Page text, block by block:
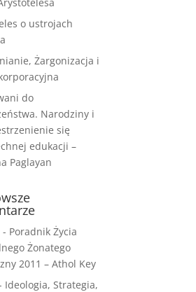
o ustrojach
Żargonizacja i
do
Narodziny i
się
edukacji –
Paglayan
- Poradnik Życia
Żonatego
2011 – Athol Key
Ideologia, Strategia,